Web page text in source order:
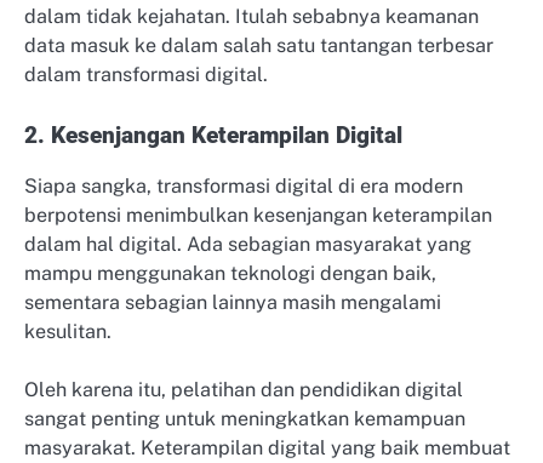
dalam tidak kejahatan. Itulah sebabnya keamanan
data masuk ke dalam salah satu tantangan terbesar
dalam transformasi digital.
2. Kesenjangan Keterampilan Digital
Siapa sangka, transformasi digital di era modern
berpotensi menimbulkan kesenjangan keterampilan
dalam hal digital. Ada sebagian masyarakat yang
mampu menggunakan teknologi dengan baik,
sementara sebagian lainnya masih mengalami
kesulitan.
Oleh karena itu, pelatihan dan pendidikan digital
sangat penting untuk meningkatkan kemampuan
masyarakat. Keterampilan digital yang baik membuat